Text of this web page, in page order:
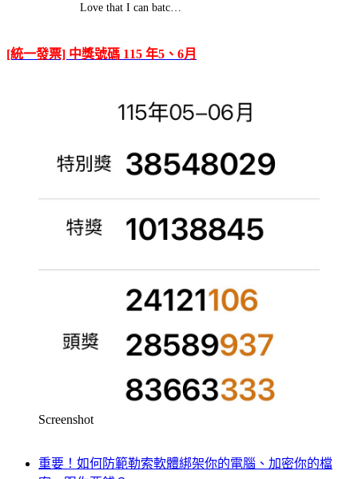
Love that I can batc…
[統一發票] 中獎號碼 115 年5、6月
Screenshot
重要！如何防範勒索軟體綁架你的電腦、加密你的檔